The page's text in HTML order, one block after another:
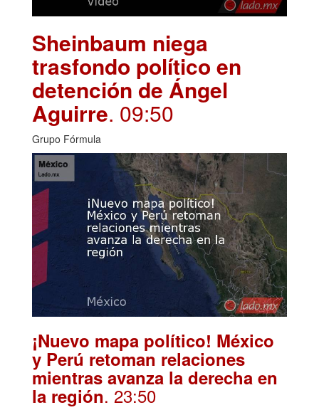
Sheinbaum niega
trasfondo político en
detención de Ángel
Aguirre. 09:50
Grupo Fórmula
¡Nuevo mapa político! México
y Perú retoman relaciones
mientras avanza la derecha en
la región. 23:50